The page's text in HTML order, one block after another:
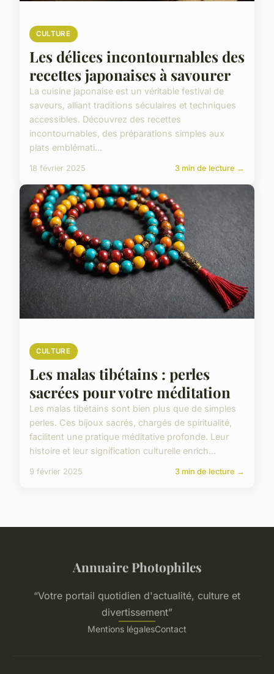
CULTURE
Les délices incontournables des
recettes japonaises à savourer
La cuisine japonaise est un véritable festival de
saveurs, alliant traditions séculaires et techniques
accessibles. Découvrez des recettes
incontournables, des préparations simples aux
plats emblémati...
18 février 2025 3 min de lecture →
CULTURE
Les malas tibétains : perles
sacrées pour votre méditation
Les malas tibétains sont bien plus que de simples
perles. Ces bijoux sacrés, chargés de spiritualité,
facilitent une pratique méditative profonde. Leur
histoire et leur signification culturelle enrich...
9 février 2025 3 min de lecture →
Annuaire Photophiles
“Votre portail quotidien d'actualité, culture et
divertissement”
Mentions légalesContact